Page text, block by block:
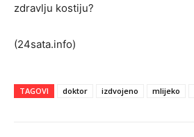
zdravlju kostiju?
(24sata.info)
TAGOVI doktor izdvojeno mlijeko